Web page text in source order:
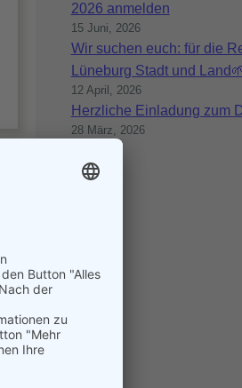
2026 anmelden
15 Juni, 2026
Wir suchen euch: für die
Lüneburg Stadt und
12 April, 2026
Herzliche Einladung zum
28 März, 2026